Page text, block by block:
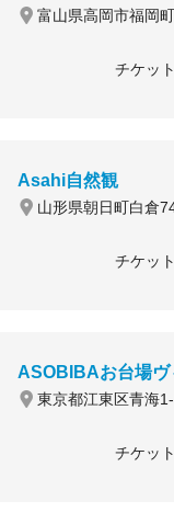
富山県高岡市福岡
チケッ
Asahi自然観
山形県朝日町白倉
チケッ
ASOBIBAお台場ヴ
東京都江東区青海
チケッ